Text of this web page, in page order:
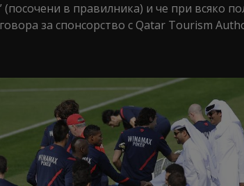
(посочени в правилника) и че при всяко
за спонсорство с Qatar Tourism